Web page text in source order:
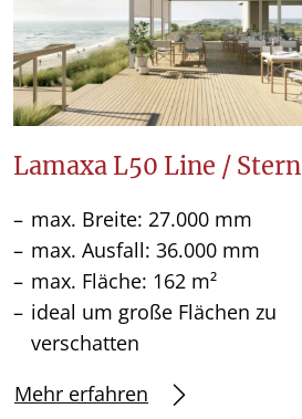
Lamaxa L50 Line / Stern
max. Breite: 27.000 mm
max. Ausfall: 36.000 mm
max. Fläche: 162 m²
ideal um große Flächen zu
verschatten
Mehr erfahren